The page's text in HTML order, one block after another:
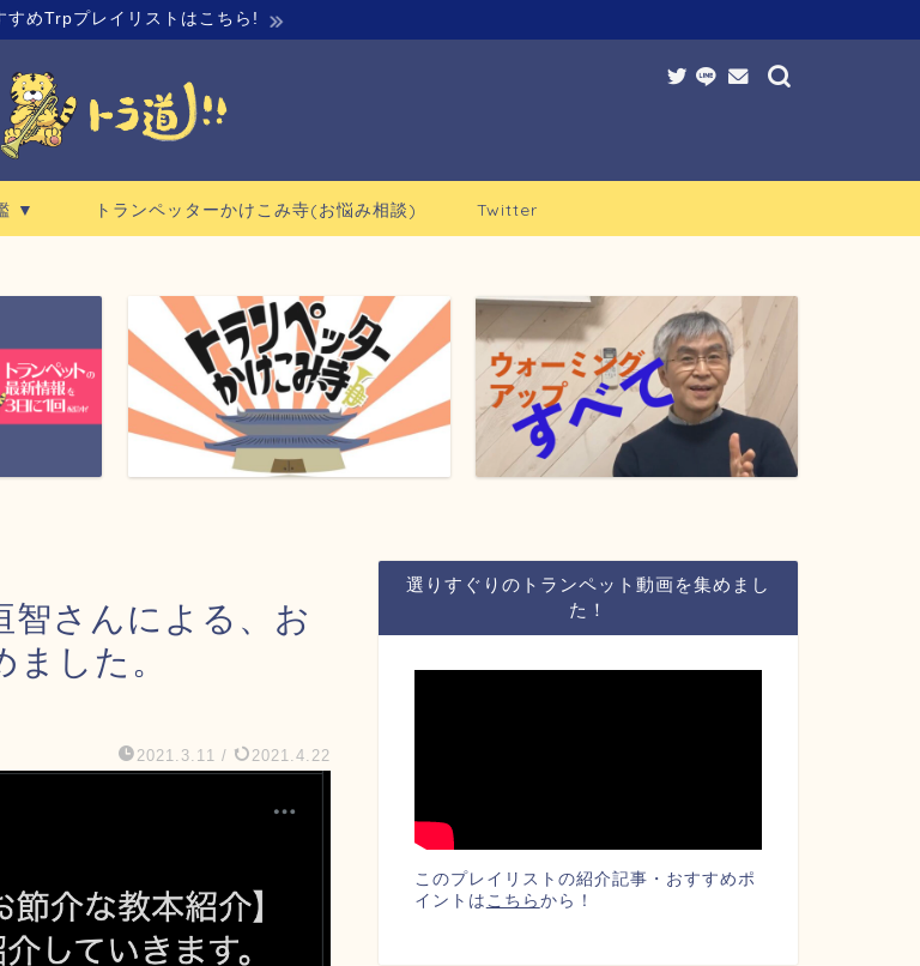
すめTrpプレイリストはこちら!
▼ トランペッターかけこみ寺(お悩み相談) Twitter
智さんによる、お
した。
2021.3.11 / 2021.4.22
選りすぐりのトランペット動画を集めまし
た！
このプレイリストの紹介記事・おすすめポ
イントは こちら から！